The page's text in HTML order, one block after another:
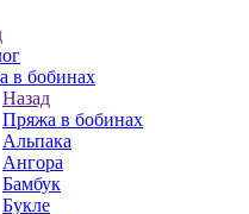
в бобинах
Назад
Пряжа в бобинах
Альпака
Ангора
Бамбук
Букле